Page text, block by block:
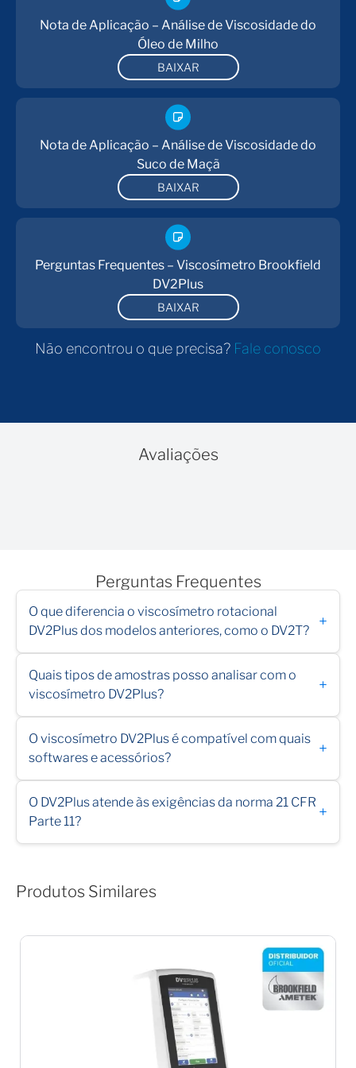
modelagem matemática, trilhas de auditoria, relatórios
personalizados e conformidade com a norma 21 CFR
Como resultado, o equipamento atende desde
operações laboratoriais básicas até ambientes
regulados que exigem total rastreabilidade.
Versatilidade para diferentes laboratórios e
Em resumo, oviscosímetro Brookfield DV2Plus
oferece tecnologia de ponta, flexibilidade operacional
e robustez. Ele atende com eficiência desde
laboratórios que buscam praticidade até empresas
com exigência de rastreabilidade, conformidade
normativa e controle rigoroso de dados.
Nota de Aplicação – Análise de Viscosidade do
Óleo de Milho
BAIXAR
Nota de Aplicação – Análise de Viscosidade do
Suco de Maçã
BAIXAR
Perguntas Frequentes – Viscosímetro Brookfield
DV2Plus
BAIXAR
Não encontrou o que precisa? Fale conosco
Avaliações
Perguntas Frequentes
O que diferencia o viscosímetro rotacional
DV2Plus dos modelos anteriores, como o DV2T?
+
Quais tipos de amostras posso analisar com o
viscosímetro DV2Plus?
+
O viscosímetro DV2Plus é compatível com quais
softwares e acessórios?
+
O DV2Plus atende às exigências da norma 21 CFR
Parte 11?
+
Produtos Similares